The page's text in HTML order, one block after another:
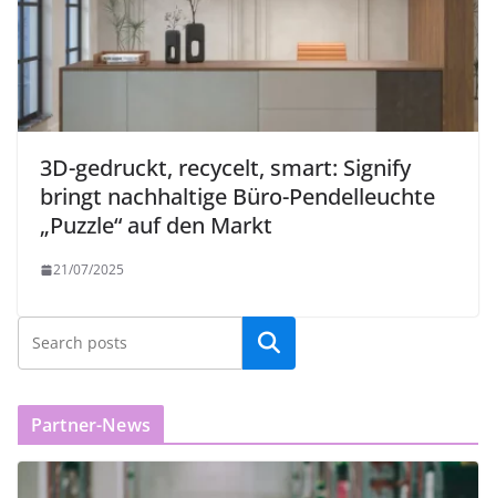
3D-gedruckt, recycelt, smart: Signify
bringt nachhaltige Büro-Pendelleuchte
„Puzzle“ auf den Markt
21/07/2025
Partner-News